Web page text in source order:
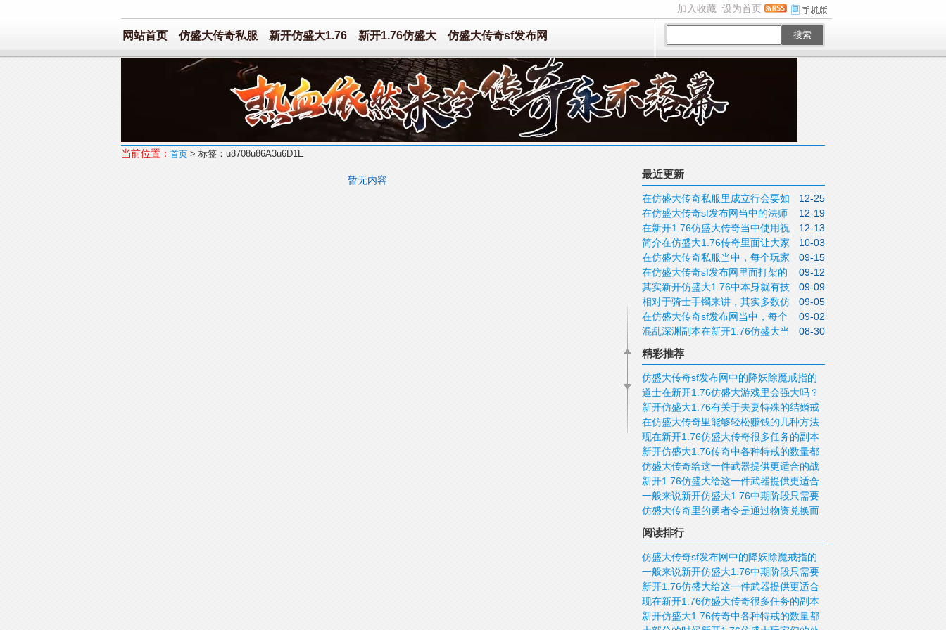
加入收藏 设为首页
搜索
网站首页 仿盛大传奇私服 新开仿盛大1.76 新开1.76仿盛大 仿盛大传奇sf发布网
当前位置： 首页 > 标签：u8708u86A3u6D1E
暂无内容 最近更新
12-25
在仿盛大传奇私服里成立行会要如
何拉大佬入会？
12-19
在仿盛大传奇sf发布网当中的法师
对玩家水平要求是很高的
12-13
在新开1.76仿盛大传奇当中使用祝
福油是能够让我们给武器快速增加幸运值
的一种很好的方式
10-03
简介在仿盛大1.76传奇里面让大家
能够进入藏宝阁的两种方法
09-15
在仿盛大传奇私服当中，每个玩家
加入行会的目标是不一样的
09-12
在仿盛大传奇sf发布网里面打架的
时候报仇找错人了怎么办？
09-09
其实新开仿盛大1.76中本身就有技
能残卷都是可以通过活动来直接购入到的
09-05
相对于骑士手镯来讲，其实多数仿
盛大传奇私服战士还是更愿意使用到死神
手镯
09-02
在仿盛大传奇sf发布网当中，每个
职业都设计了十几个不同的技能
08-30
混乱深渊副本在新开1.76仿盛大当
中是分为多个关卡的
精彩推荐
仿盛大传奇sf发布网中的降妖除魔戒指的
能力是很强大的
道士在新开1.76仿盛大游戏里会强大吗？
新开仿盛大1.76有关于夫妻特殊的结婚戒
指方面有哪些注意事项？
在仿盛大传奇里能够轻松赚钱的几种方法
是什么呢？
现在新开1.76仿盛大传奇很多任务的副本
都是需要通过NPC才能够进入到其中的
新开仿盛大1.76传奇中各种特戒的数量都
是非常稀少的
仿盛大传奇给这一件武器提供更适合的战
斗场合才是最重要的事情
新开1.76仿盛大给这一件武器提供更适合
的战斗场合才是最重要的事情
一般来说新开仿盛大1.76中期阶段只需要
提供普通性质的武器就可以满足战士的需
求
仿盛大传奇里的勇者令是通过物资兑换而
来的
阅读排行
仿盛大传奇sf发布网中的降妖除魔戒指的
能力是很强大的
一般来说新开仿盛大1.76中期阶段只需要
提供普通性质的武器就可以满足战士的需
求
新开1.76仿盛大给这一件武器提供更适合
的战斗场合才是最重要的事情
现在新开1.76仿盛大传奇很多任务的副本
都是需要通过NPC才能够进入到其中的
新开仿盛大1.76传奇中各种特戒的数量都